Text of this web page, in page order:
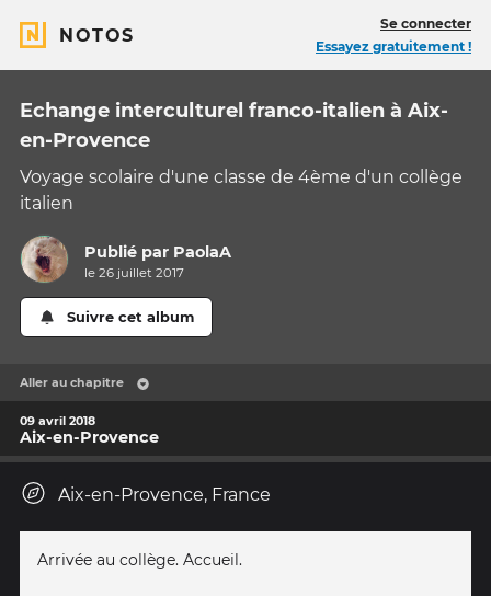
NOTOS
Se connecter
Essayez gratuitement !
Echange interculturel franco-italien à Aix-
en-Provence
Voyage scolaire d'une classe de 4ème d'un collège
italien
Publié par PaolaA
le 26 juillet 2017
Suivre cet album
Aller au chapitre
09 avril 2018
Aix-en-Provence
Aix-en-Provence, France
Arrivée au collège. Accueil.